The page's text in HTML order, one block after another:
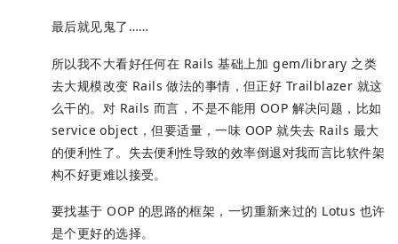
最后就见鬼了……
所以我不大看好任何在 Rails 基础上加 gem/library 之类
去大规模改变 Rails 做法的事情，但正好 Trailblazer 就这
么干的。对 Rails 而言，不是不能用 OOP 解决问题，比如
service object，但要适量，一味 OOP 就失去 Rails 最大
的便利性了。失去便利性导致的效率倒退对我而言比软件架
构不好更难以接受。
要找基于 OOP 的思路的框架，一切重新来过的 Lotus 也许
是个更好的选择。